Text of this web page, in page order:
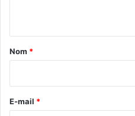
a
e
Nom *
E-mail *